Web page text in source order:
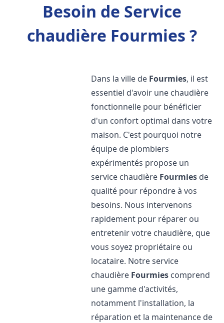
Besoin de Service
chaudière Fourmies ?
Dans la ville de Fourmies, il est
essentiel d'avoir une chaudière
fonctionnelle pour bénéficier
d'un confort optimal dans votre
maison. C'est pourquoi notre
équipe de plombiers
expérimentés propose un
service chaudière Fourmies de
qualité pour répondre à vos
besoins. Nous intervenons
rapidement pour réparer ou
entretenir votre chaudière, que
vous soyez propriétaire ou
locataire. Notre service
chaudière Fourmies comprend
une gamme d'activités,
notamment l'installation, la
réparation et la maintenance de